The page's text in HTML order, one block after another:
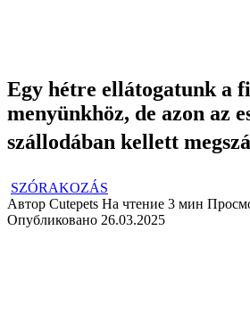
Egy hétre ellátogatunk a
menyünkhöz, de azon az
szállodában kellett
SZÓRAKOZÁS
Автор Cutepets На чтение 3 мин
Опубликовано 26.03.2025